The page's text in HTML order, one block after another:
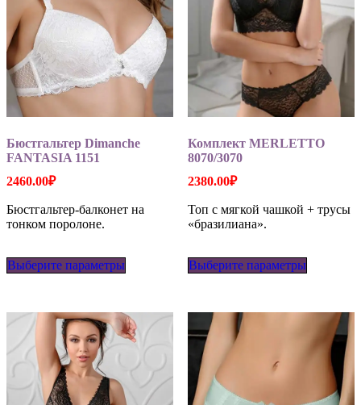
Бюстгальтер Dimanche
FANTASIA 1151
2460.00₽
Бюстгальтер-балконет на
тонком поролоне.
Выберите параметры
Опции
можно
выбрать
на
странице
товара.
Комплект MERLETTO
8070/3070
2380.00₽
Топ с мягкой чашкой + трусы
«бразилиана».
Выберите параметры
Опции
можно
выбрать
странице
товара.